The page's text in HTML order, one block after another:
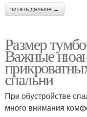
читать дальше →
Размер
Важные
спальни
При обустройстве
много внимания